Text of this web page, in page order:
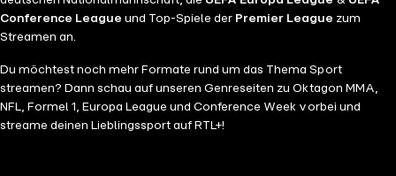
Conference League und Top-Spiele der Premier League zum
Streamen an.
Du möchtest noch mehr Formate rund um das Thema Sport
streamen? Dann schau auf unseren Genreseiten zu Oktagon MMA,
NFL, Formel 1, Europa League und Conference Week vorbei und
streame deinen Lieblingssport auf RTL+!